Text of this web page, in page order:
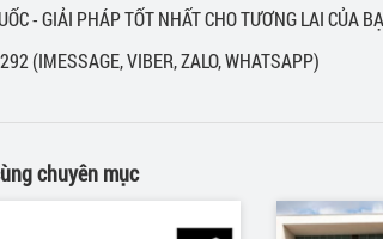
- GIẢI PHÁP TỐT NHẤT CHO TƯƠNG LAI CỦA
(IMESSAGE, VIBER, ZALO, WHATSAPP)
chuyên mục